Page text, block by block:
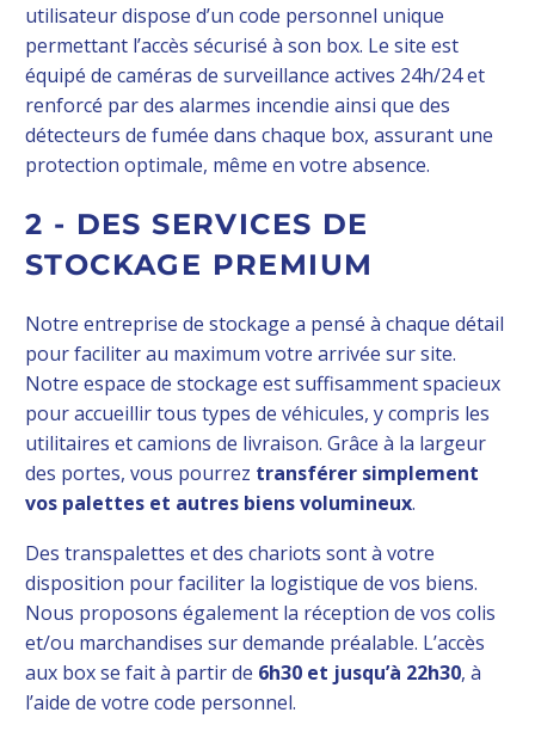
utilisateur dispose d’un code personnel unique
permettant l’accès sécurisé à son box. Le site est
équipé de caméras de surveillance actives 24h/24 et
renforcé par des alarmes incendie ainsi que des
détecteurs de fumée dans chaque box, assurant une
protection optimale, même en votre absence.
2 - DES SERVICES DE
STOCKAGE PREMIUM
Notre entreprise de stockage a pensé à chaque détail
pour faciliter au maximum votre arrivée sur site.
Notre espace de stockage est suffisamment spacieux
pour accueillir tous types de véhicules, y compris les
utilitaires et camions de livraison. Grâce à la largeur
des portes, vous pourrez transférer simplement
vos palettes et autres biens volumineux.
Des transpalettes et des chariots sont à votre
disposition pour faciliter la logistique de vos biens.
Nous proposons également la réception de vos colis
et/ou marchandises sur demande préalable. L’accès
aux box se fait à partir de 6h30 et jusqu’à 22h30, à
l’aide de votre code personnel.